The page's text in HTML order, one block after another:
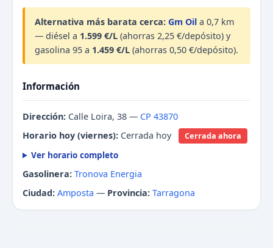
Alternativa más barata cerca: Gm Oil a 0,7 km
— diésel a 1.599 €/L (ahorras 2,25 €/depósito) y
gasolina 95 a 1.459 €/L (ahorras 0,50 €/depósito).
Información
Dirección: Calle Loira, 38 — CP 43870
Horario hoy (viernes): Cerrada hoy Cerrada ahora
Ver horario completo
Gasolinera: Tronova Energia
Ciudad: Amposta — Provincia: Tarragona